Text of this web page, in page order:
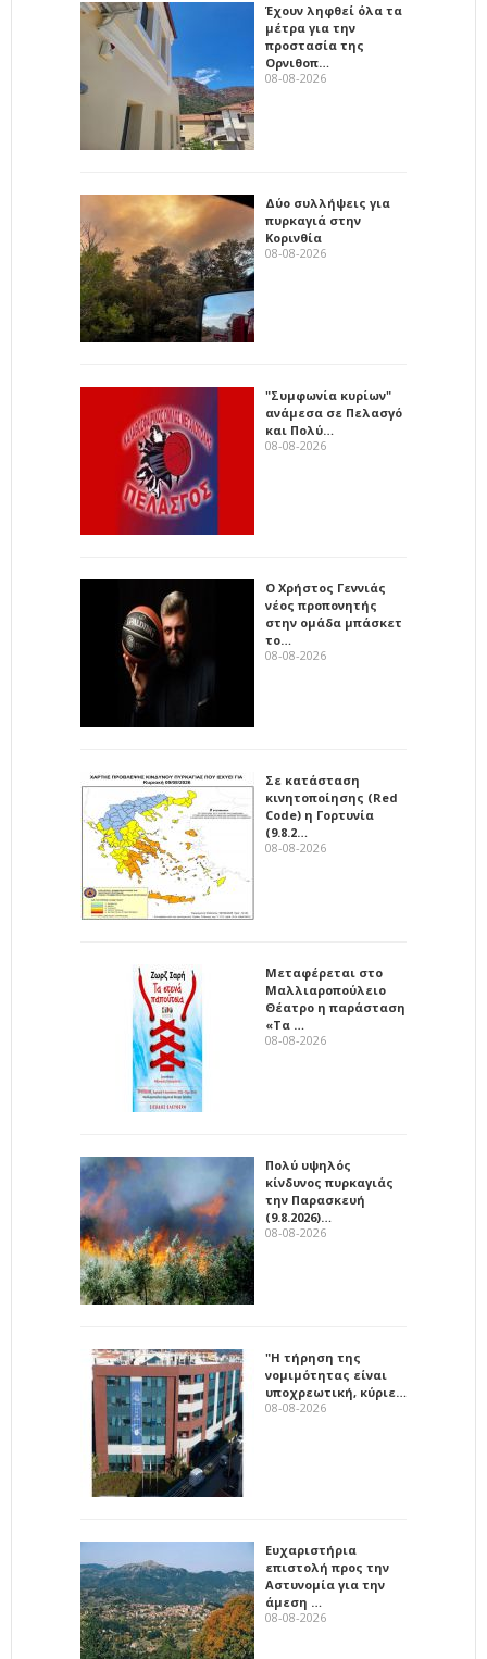
Έχουν ληφθεί όλα τα
μέτρα για την
προστασία της
Ορνιθοπ…
08-08-2026
Δύο συλλήψεις για
πυρκαγιά στην
Κορινθία
08-08-2026
"Συμφωνία κυρίων"
ανάμεσα σε Πελασγό
και Πολύ…
08-08-2026
Ο Χρήστος Γεννιάς
νέος προπονητής
στην ομάδα μπάσκετ
το…
08-08-2026
Σε κατάσταση
κινητοποίησης (Red
Code) η Γορτυνία
(9.8.2…
08-08-2026
Μεταφέρεται στο
Μαλλιαροπούλειο
Θέατρο η παράσταση
«Τα …
08-08-2026
Πολύ υψηλός
κίνδυνος πυρκαγιάς
την Παρασκευή
(9.8.2026)…
08-08-2026
"Η τήρηση της
νομιμότητας είναι
υποχρεωτική, κύριε…
08-08-2026
Ευχαριστήρια
επιστολή προς την
Αστυνομία για την
άμεση …
08-08-2026